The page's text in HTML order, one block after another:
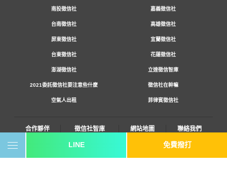
LINE 免費撥打
南投徵信社 嘉義徵信社
台南徵信社 高雄徵信社
屏東徵信社 宜蘭徵信社
台東徵信社 花蓮徵信社
澎湖徵信社 立達徵信智庫
2021委託徵信社要注意些什麼 徵信社在幹嘛
空氣人出租 菲律賓徵信社
合作夥伴 徵信社智庫 網站地圖 聯絡我們